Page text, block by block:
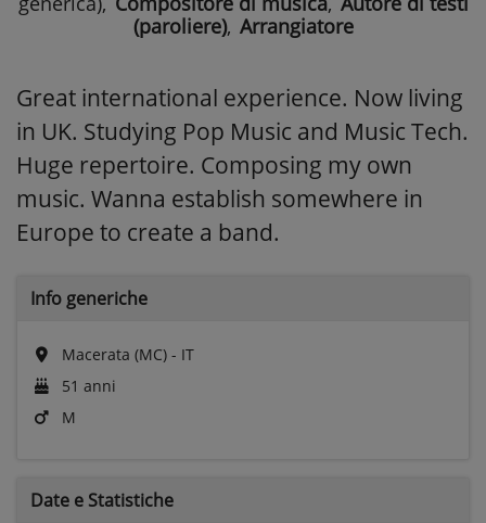
(paroliere), Arrangiatore
Great international experience. Now living
in UK. Studying Pop Music and Music Tech.
Huge repertoire. Composing my own
music. Wanna establish somewhere in
Europe to create a band.
Info generiche
Macerata (MC) - IT
51 anni
M
Date e Statistiche